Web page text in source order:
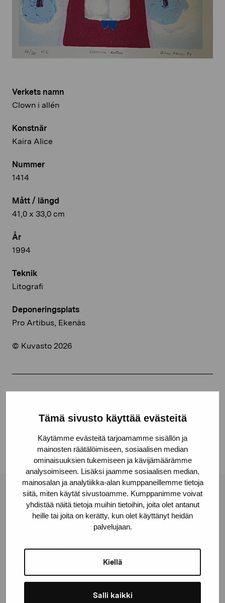
Tämä sivusto käyttää evästeitä
Käytämme evästeitä tarjoamamme sisällön ja
mainosten räätälöimiseen, sosiaalisen median
ominaisuuksien tukemiseen ja kävijämäärämme
analysoimiseen. Lisäksi jaamme sosiaalisen median,
mainosalan ja analytiikka-alan kumppaneillemme tietoja
siitä, miten käytät sivustoamme. Kumppanimme voivat
yhdistää näitä tietoja muihin tietoihin, joita olet antanut
heille tai joita on kerätty, kun olet käyttänyt heidän
palvelujaan.
Kiellä
Salli kaikki
Verkets namn
Clown i allén
Konstnär
Kaira Alice
Nummer
1414
Mått / längd
41,0 x 33,0 cm
År
1994
Teknik
Litografi
Deponeringsplats
Pro Artibus, Ekenäs
© Kuvasto 2026
Facebook
Stiftelsen Pro Artibus
10600 Ekenäs
+358 (0)50 371 6339